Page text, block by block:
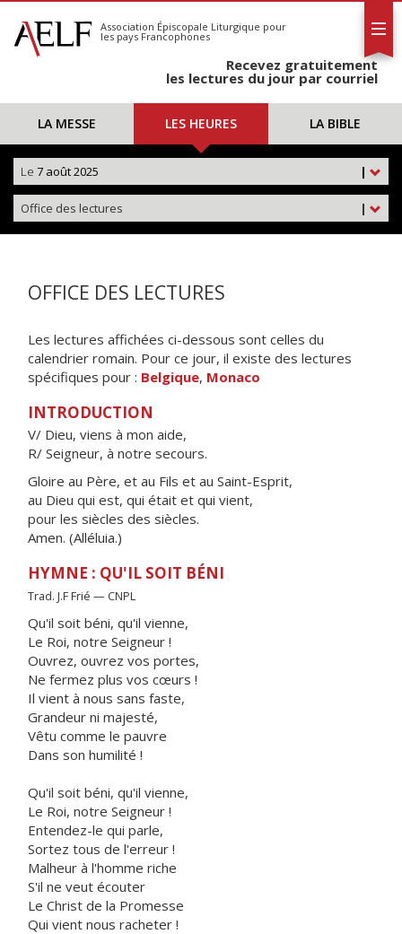
S'abonner
Calendrier
Association Épiscopale Liturgique pour
les pays Francophones
Recevez gratuitement
les lectures du jour par courriel
LA MESSE LES HEURES LA BIBLE
|
Le 7 août 2025
|
Office des lectures
OFFICE DES LECTURES
Les lectures affichées ci-dessous sont celles du
calendrier romain. Pour ce jour, il existe des lectures
spécifiques pour : Belgique, Monaco
INTRODUCTION
V/ Dieu, viens à mon aide,
R/ Seigneur, à notre secours.
Gloire au Père, et au Fils et au Saint-Esprit,
au Dieu qui est, qui était et qui vient,
pour les siècles des siècles.
Amen. (Alléluia.)
HYMNE : QU'IL SOIT BÉNI
Trad. J.F Frié — CNPL
Qu'il soit béni, qu'il vienne,
Le Roi, notre Seigneur !
Ouvrez, ouvrez vos portes,
Ne fermez plus vos cœurs !
Il vient à nous sans faste,
Grandeur ni majesté,
Vêtu comme le pauvre
Dans son humilité !
Qu'il soit béni, qu'il vienne,
Le Roi, notre Seigneur !
Entendez-le qui parle,
Sortez tous de l'erreur !
Malheur à l'homme riche
S'il ne veut écouter
Le Christ de la Promesse
Qui vient nous racheter !